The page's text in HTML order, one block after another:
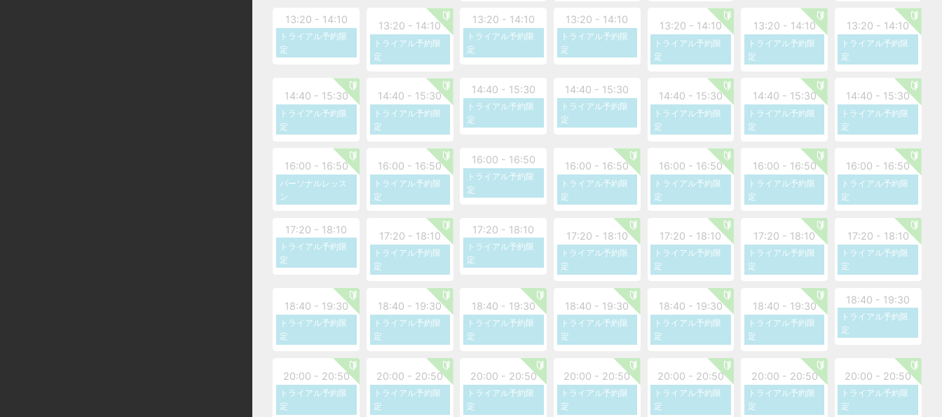
◆前日19:00以降のキャンセルはレッスン1回分消化となります。ご予約の変更は必ず【前日
19:00まで】に予約サイトよりお願い致します。
◆メール・電話・LINEでのご予約・キャンセルはお受けできません。
13:20 - 14:10
トライアル予約限
定
13:20 - 14:10
トライアル予約限
定
13:20 - 14:10
トライアル予約限
定
13:20 - 14:10
トライアル予約限
定
13:20 - 14:10
トライアル予約限
定
13:20 - 14:10
トライアル予約限
定
13:20 - 14:10
トライアル予約限
定
14:40 - 15:30
トライアル予約限
定
14:40 - 15:30
トライアル予約限
定
14:40 - 15:30
トライアル予約限
定
14:40 - 15:30
トライアル予約限
定
14:40 - 15:30
トライアル予約限
定
14:40 - 15:30
トライアル予約限
定
14:40 - 15:30
トライアル予約限
定
16:00 - 16:50
パーソナルレッス
ン
16:00 - 16:50
トライアル予約限
定
16:00 - 16:50
トライアル予約限
定
16:00 - 16:50
トライアル予約限
定
16:00 - 16:50
トライアル予約限
定
16:00 - 16:50
トライアル予約限
定
16:00 - 16:50
トライアル予約限
定
17:20 - 18:10
トライアル予約限
定
17:20 - 18:10
トライアル予約限
定
17:20 - 18:10
トライアル予約限
定
17:20 - 18:10
トライアル予約限
定
17:20 - 18:10
トライアル予約限
定
17:20 - 18:10
トライアル予約限
定
17:20 - 18:10
トライアル予約限
定
18:40 - 19:30
トライアル予約限
定
18:40 - 19:30
トライアル予約限
定
18:40 - 19:30
トライアル予約限
定
18:40 - 19:30
トライアル予約限
定
18:40 - 19:30
トライアル予約限
定
18:40 - 19:30
トライアル予約限
定
18:40 - 19:30
トライアル予約限
定
20:00 - 20:50
トライアル予約限
定
20:00 - 20:50
トライアル予約限
定
20:00 - 20:50
トライアル予約限
定
20:00 - 20:50
トライアル予約限
定
20:00 - 20:50
トライアル予約限
定
20:00 - 20:50
トライアル予約限
定
20:00 - 20:50
トライアル予約限
定